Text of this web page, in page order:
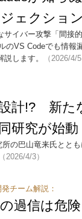
ェクショ
イバー攻撃「間接
のVS Codeでも情報
します。
（2026/4/5
計!? 新た
研究が始動
の巴山竜来氏とと
（2026/4/3）
チーム解説：
過信は危